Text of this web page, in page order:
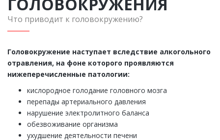
Что приводит к головокружению?
Головокружение наступает вследствие алкогольного
отравления, на фоне которого проявляются
нижеперечисленные патологии:
кислородное голодание головного мозга
перепады артериального давления
нарушение электролитного баланса
обезвоживание организма
ухудшение деятельности печени